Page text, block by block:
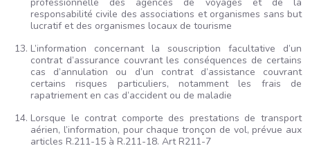
responsabilité civile des associations et organismes sans but
lucratif et des organismes locaux de tourisme
L’information concernant la souscription facultative d’un
contrat d’assurance couvrant les conséquences de certains
cas d’annulation ou d’un contrat d’assistance couvrant
certains risques particuliers, notamment les frais de
rapatriement en cas d’accident ou de maladie
Lorsque le contrat comporte des prestations de transport
aérien, l’information, pour chaque tronçon de vol, prévue aux
articles R.211-15 à R.211-18. Art R211-7